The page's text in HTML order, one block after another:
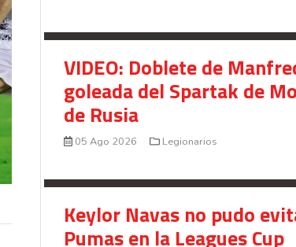
VIDEO: Doblete de
goleada del Spartak de
de Rusia
05 Ago 2026 Legionarios
Keylor Navas no pudo
Pumas en la Leagues Cup